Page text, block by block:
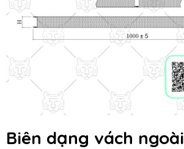
Biên dạng vách ngoài